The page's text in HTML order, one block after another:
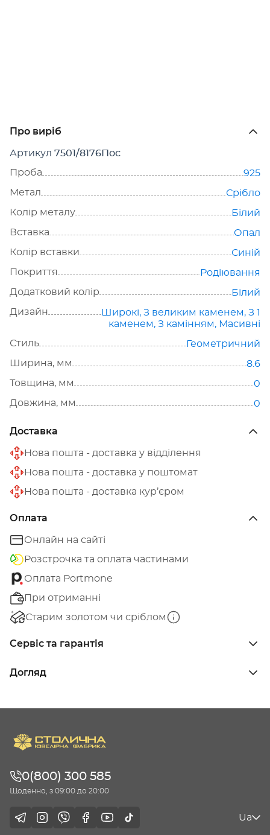
Про виріб
Артикул 7501/8176Пос
Проба
925
Метал
Срібло
Колір металу
Білий
Вставка
Опал
Колір вставки
Синій
Покриття
Родіювання
Додатковий колір
Білий
Дизайн
Широкі, З великим каменем, З 1
каменем, З камінням, Масивні
Стиль
Геометричний
Ширина, мм
8.6
Товщина, мм
0
Довжина, мм
0
Доставка
Нова пошта - доставка у відділення
Нова пошта - доставка у поштомат
Нова пошта - доставка кур’єром
Оплата
Онлайн на сайті
Розстрочка та оплата частинами
Оплата Portmone
При отриманні
Старим золотом чи сріблом
Сервіс та гарантія
Догляд
0(800) 300 585
Щоденно, з 09:00 до 20:00
Ua